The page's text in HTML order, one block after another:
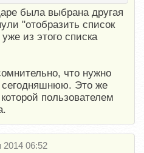
была выбрана другая
"отобразить список
из этого списка
что нужно
сегодняшнюю. Это же
пользователем
2014 06:52